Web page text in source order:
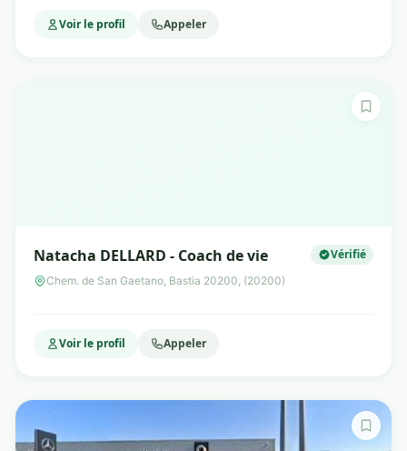
Voir le profil Appeler
Natacha DELLARD - Coach de vie Vérifié
Chem. de San Gaetano, Bastia 20200, (20200)
Voir le profil Appeler